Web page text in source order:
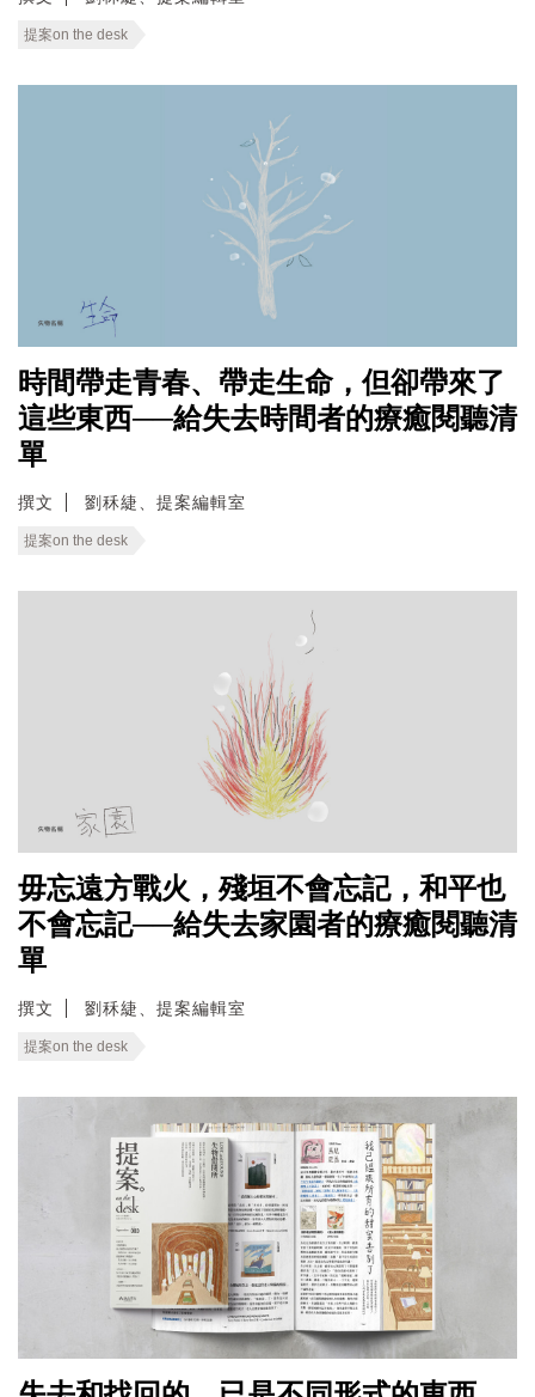
提案on the desk
時間帶走青春、帶走生命，但卻帶來了
這些東西──給失去時間者的療癒閱聽清
單
撰文 劉秝緁、提案編輯室
提案on the desk
毋忘遠方戰火，殘垣不會忘記，和平也
不會忘記──給失去家園者的療癒閱聽清
單
撰文 劉秝緁、提案編輯室
提案on the desk